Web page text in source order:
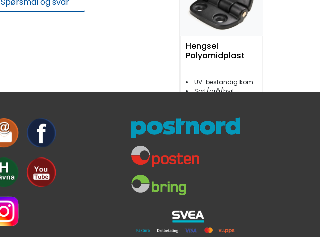
Hengsel
Polyamidplast
UV-bestandig kompositt
Sort/grå/hvit
Fra:39,-
Outlet
med rekkebeslag
2 pk nylonsnor